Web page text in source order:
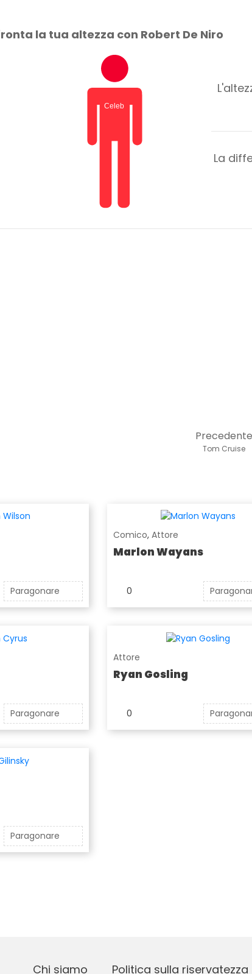
la tua altezza con Robert De Niro
La
Precedente
Tom Cruise
Paragonare
Comico, Attore
Marlon Wayans
0
Paragonare
Attore
Ryan Gosling
0
Paragonare
Chi siamo Politica sulla riservatezza